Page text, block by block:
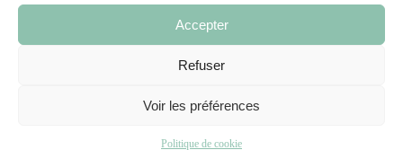
Accepter
Refuser
Voir les préférences
Politique de cookie
Mentions légales Politique de cookie CGU